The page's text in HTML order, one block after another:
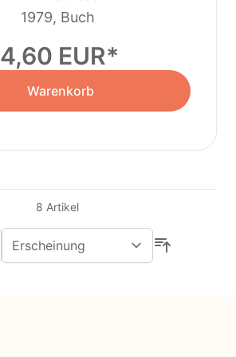
1979, Buch
4,60 EUR
Warenkorb
8 Artikel